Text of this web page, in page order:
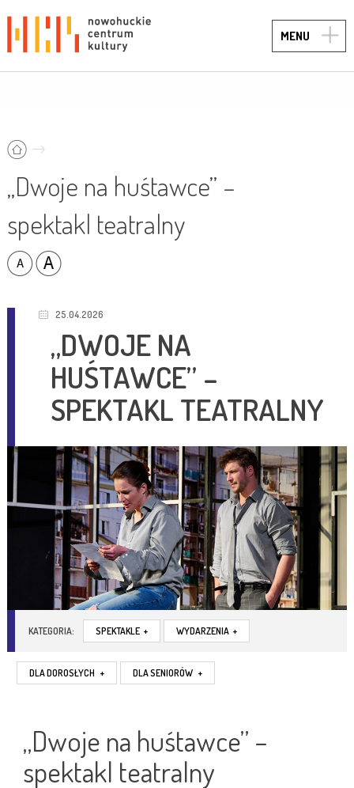
MENU
„Dwoje na huśtawce” –
spektakl teatralny
25.04.2026
„DWOJE NA
HUŚTAWCE” –
SPEKTAKL TEATRALNY
KATEGORIA: SPEKTAKLE + WYDARZENIA +
DLA DOROSŁYCH + DLA SENIORÓW +
„Dwoje na huśtawce” –
spektakl teatralny